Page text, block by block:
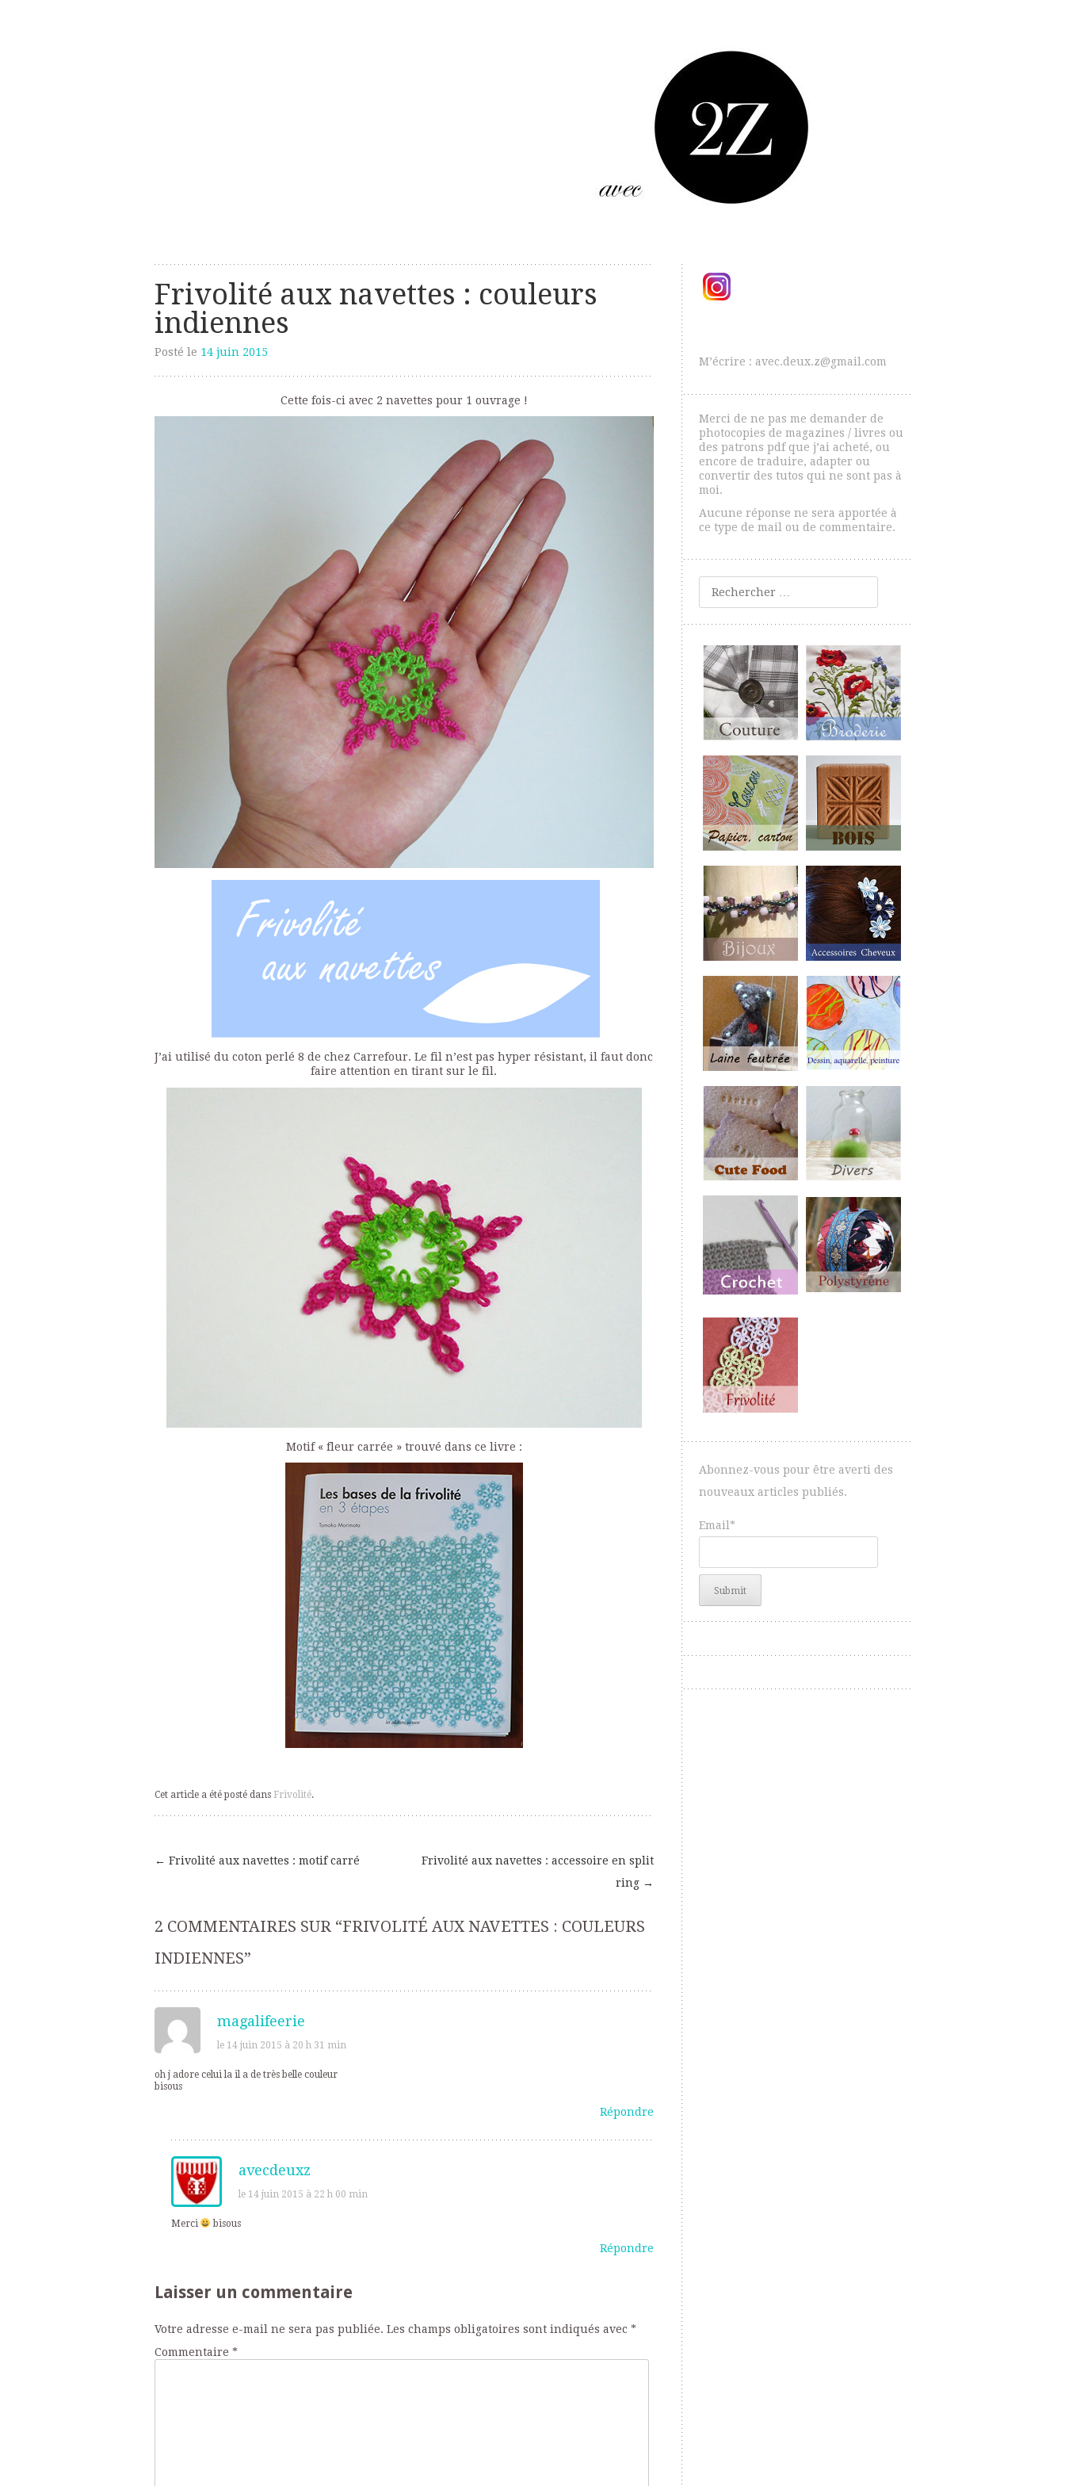
avec deux z
Frivolité aux navettes : couleurs
indiennes
Posté le 14 juin 2015
Cette fois-ci avec 2 navettes pour 1 ouvrage !
J’ai utilisé du coton perlé 8 de chez Carrefour. Le fil n’est pas hyper résistant, il faut donc
faire attention en tirant sur le fil.
Motif « fleur carrée » trouvé dans ce livre :
Cet article a été posté dans Frivolité.
Navigation
des
articles
← Frivolité aux navettes : motif carré
Frivolité aux navettes : accessoire en split
ring →
2 COMMENTAIRES SUR “FRIVOLITÉ AUX NAVETTES : COULEURS
INDIENNES”
magalifeerie
le 14 juin 2015 à 20 h 31 min
oh j adore celui la il a de très belle couleur
bisous
Répondre
avecdeuxz
le 14 juin 2015 à 22 h 00 min
Merci bisous
Répondre
Laisser un commentaire
Votre adresse e-mail ne sera pas publiée. Les champs obligatoires sont indiqués avec *
Commentaire *
M’écrire : avec.deux.z@gmail.com
Merci de ne pas me demander de
photocopies de magazines / livres ou
des patrons pdf que j’ai acheté, ou
encore de traduire, adapter ou
convertir des tutos qui ne sont pas à
moi.
Aucune réponse ne sera apportée à
ce type de mail ou de commentaire.
Rechercher
Abonnez-vous pour être averti des
nouveaux articles publiés.
Email*